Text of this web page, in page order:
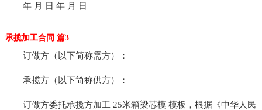
年 月 日 年 月 日
承揽加工合同 篇3
订做方（以下简称需方）：
承揽方（以下简称供方）：
订做方委托承揽方加工 25米箱梁芯模 模板，根据《中华人民